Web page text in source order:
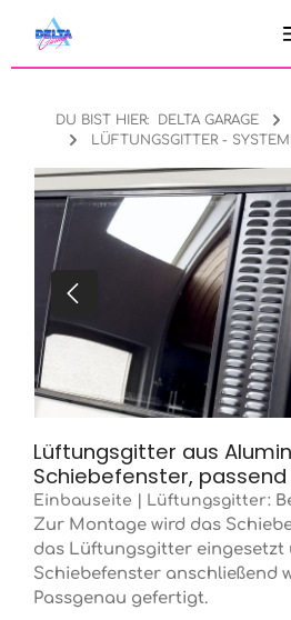
Zum Hauptinhalt springen
DU BIST HIER: DELTA GARAGE
LÜFTUNGSGITTER -
Bildergalerie überspringen
Lüftungsgitter aus
Schiebefenster, passend
Einbauseite | Lüftungsgitter:
Zur Montage wird das
das Lüftungsgitter eingesetzt
Schiebefenster anschließend
Passgenau gefertigt.